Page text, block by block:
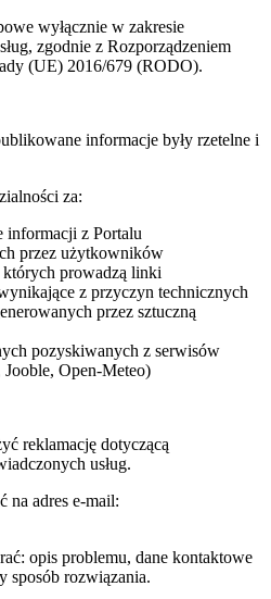
wyłącznie w zakresie
zgodnie z Rozporządzeniem
(UE) 2016/679 (RODO).
informacje były rzetelne i
za:
informacji z Portalu
przez użytkowników
których prowadzą linki
z przyczyn technicznych
przez sztuczną
pozyskiwanych z serwisów
Open-Meteo)
reklamację dotyczącą
usług.
na adres e-mail:
opis problemu, dane kontaktowe
sposób rozwiązania.